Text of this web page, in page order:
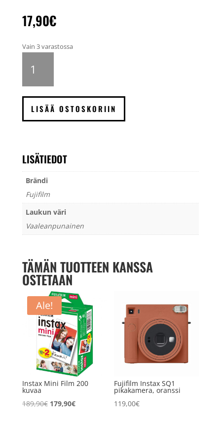
17,90€
Vain 3 varastossa
Instax
kameralaukku,
vaaleanpunainen
LISÄÄ OSTOSKORIIN
LISÄTIEDOT
Brändi
Fujifilm
Laukun väri
Vaaleanpunainen
TÄMÄN TUOTTEEN KANSSA
OSTETAAN
Ale!
Instax Mini Film 200
kuvaa
189,90€ Alkuperäinen
179,90€Nykyinen
Fujifilm Instax SQ1
pikakamera, oranssi
119,00€